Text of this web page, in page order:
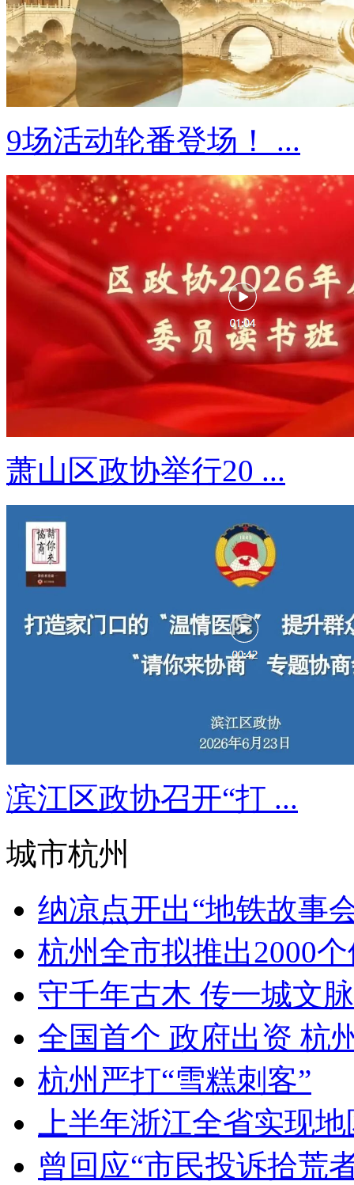
9场活动轮番登场！ ...
萧山区政协举行20 ...
滨江区政协召开“打 ...
城市杭州
纳凉点开出“地铁故事
杭州全市拟推出2000
守千年古木 传一城文
全国首个 政府出资 杭
杭州严打“雪糕刺客”
上半年浙江全省实现
曾回应“市民投诉拾荒